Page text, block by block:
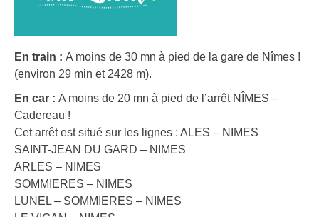
En train : A moins de 30 mn à pied de la gare de Nîmes !
(environ 29 min et 2428 m).
En car : A moins de 20 mn à pied de l’arrêt NÎMES –
Cadereau !
Cet arrêt est situé sur les lignes : ALES – NIMES
SAINT-JEAN DU GARD – NIMES
ARLES – NIMES
SOMMIERES – NIMES
LUNEL – SOMMIERES – NIMES